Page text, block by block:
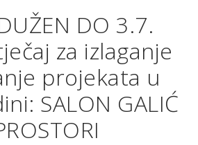
DO 3.7.
za izlaganje
projekata u
SALON GALIĆ